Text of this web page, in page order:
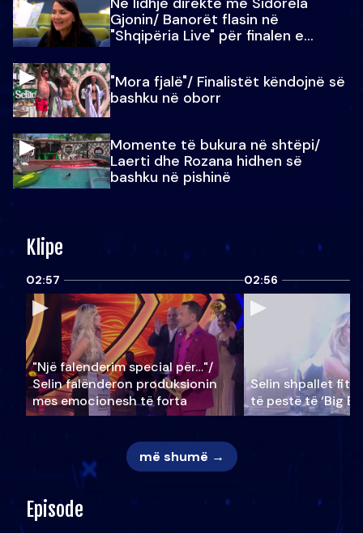
Gjonin/ Banorët flasin në
"Shqipëria Live" për finalen e
"Mora fjalë"/ Finalistët këndojnë së
bashku në oborr
Momente të bukura në shtëpi/
Laerti dhe Rozana hidhen së
bashku në pishinë
Klipe
02:57
"Një falenderim special për…"/
Selin falënderon produksionin
mes emocionesh të forta
02:56
Selin shpallet
të pestë të ‘Big
më shumë →
Episode